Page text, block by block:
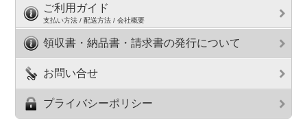
ご利用ガイド
支払い方法 / 配送方法 / 会社概要
領収書・納品書・請求書の発行について
お問い合せ
プライバシーポリシー